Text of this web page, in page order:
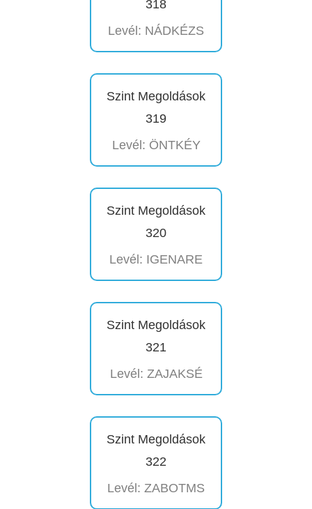
318
Levél: NÁDKÉZS
Szint Megoldások
319
Levél: ÖNTKÉY
Szint Megoldások
320
Levél: IGENARE
Szint Megoldások
321
Levél: ZAJAKSÉ
Szint Megoldások
322
Levél: ZABOTMS